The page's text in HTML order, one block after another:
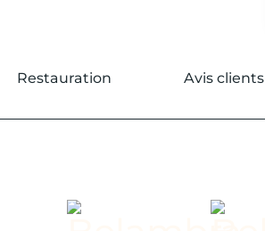
Restauration Avis clients